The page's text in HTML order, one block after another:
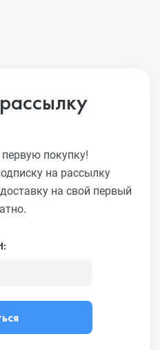
покупку!
на рассылку
доставку на свой первый